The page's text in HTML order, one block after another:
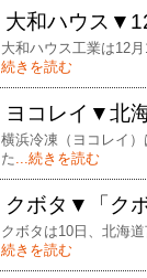
大和ハウス
大和ハウス工業は12
続きを読む
ヨコレイ▼北
横浜冷凍（ヨコレイ
た...続きを読む
クボタ▼「ク
クボタは10日、北海
続きを読む